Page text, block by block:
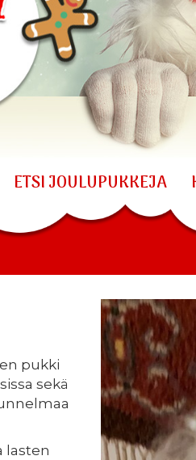
ETSI JOULUPUKKEJA
pukki
sekä
lasten